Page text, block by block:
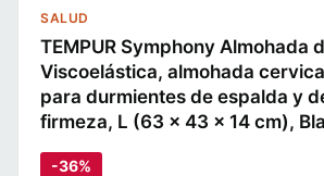
SALUD
TEMPUR Symphony Almohada
Viscoelástica, almohada
para durmientes de espalda y
firmeza, L (63 x 43 x 14 cm),
-36%